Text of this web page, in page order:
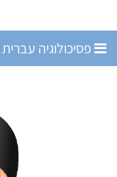
פסיכולוגיה עברית